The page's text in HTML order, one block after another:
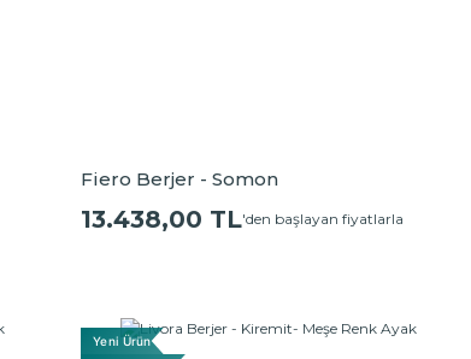
Fiero Berjer - Somon
13.438,00 TL'den başlayan fiyatlarla
Yeni Ürün